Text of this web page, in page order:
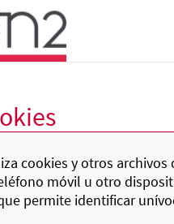
cookies y otros archivos
móvil u otro
permite identificar